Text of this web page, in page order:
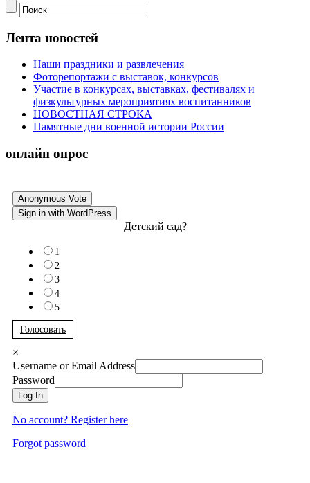
Лента новостей
Наши праздники и развлечения
Фоторепортажи с выставок, конкурсов
Участие в конкурсах, выставках, фестивалях и
физкультурных мероприятиях воспитанников
НОВОСТНАЯ СТРОКА
Памятные дни военной истории России
онлайн опрос
Anonymous Vote
Sign in with WordPress
Детский сад?
1
2
3
4
5
Голосовать
×
Username or Email Address
Password
Log In
No account? Register here
Forgot password